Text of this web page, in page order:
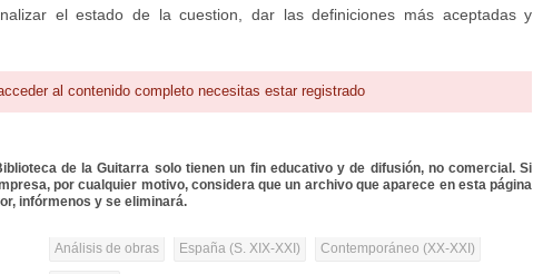
el estado de la cuestion, dar las definiciones más aceptadas y
al contenido completo necesitas estar registrado
de la Guitarra solo tienen un fin educativo y de difusión, no comercial. Si
por cualquier motivo, considera que un archivo que aparece en esta página
infórmenos y se eliminará.
Análisis de obras España (S. XIX-XXI) Contemporáneo (XX-XXI)